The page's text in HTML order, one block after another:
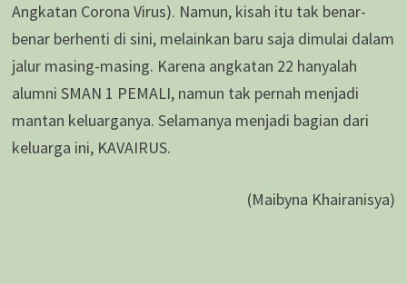
Angkatan Corona Virus). Namun, kisah itu tak benar-
benar berhenti di sini, melainkan baru saja dimulai dalam
jalur masing-masing. Karena angkatan 22 hanyalah
alumni SMAN 1 PEMALI, namun tak pernah menjadi
mantan keluarganya. Selamanya menjadi bagian dari
keluarga ini, KAVAIRUS.
(Maibyna Khairanisya)